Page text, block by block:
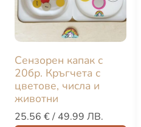
Сензорен капак с
20бр. Кръгчета с
цветове, числа и
животни
25.56 €/ 49.99 ЛВ.